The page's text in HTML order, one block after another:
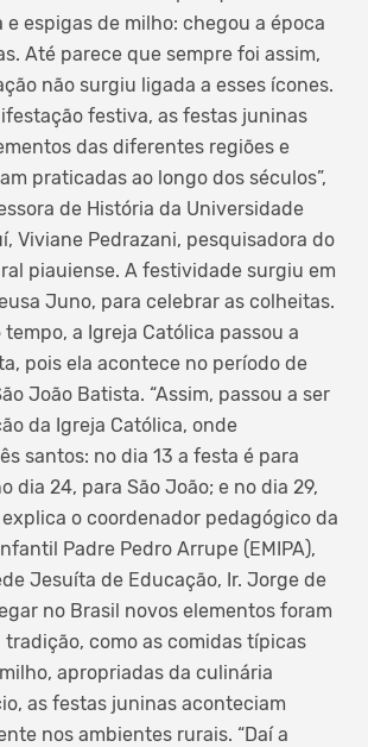
espigas de milho: chegou a época
Até parece que sempre foi assim,
não surgiu ligada a esses ícones.
festiva, as festas juninas
das diferentes regiões e
praticadas ao longo dos séculos”,
de História da Universidade
Viviane Pedrazani, pesquisadora do
piauiense. A festividade surgiu em
Juno, para celebrar as colheitas.
tempo, a Igreja Católica passou a
pois ela acontece no período de
João Batista. “Assim, passou a ser
da Igreja Católica, onde
santos: no dia 13 a festa é para
dia 24, para São João; e no dia 29,
explica o coordenador pedagógico da
Padre Pedro Arrupe (EMIPA),
Jesuíta de Educação, Ir. Jorge de
no Brasil novos elementos foram
como as comidas típicas
apropriadas da culinária
as festas juninas aconteciam
nos ambientes rurais. “Daí a